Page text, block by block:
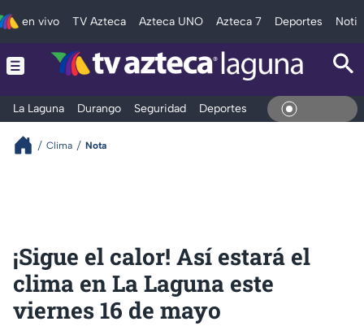
en vivo TV Azteca Azteca UNO Azteca 7 Deportes
La Laguna Durango Seguridad Deportes EntretenimientoEn
Clima Nota
¡Sigue el calor! Así estará el
clima en La Laguna este
viernes 16 de mayo